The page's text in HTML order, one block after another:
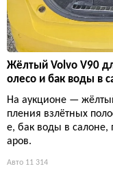
Жёлтый Volvo V90
олесо и бак воды в
На аукционе —
пления взлётных
е, бак воды в салоне,
аров.
Авто 11 314